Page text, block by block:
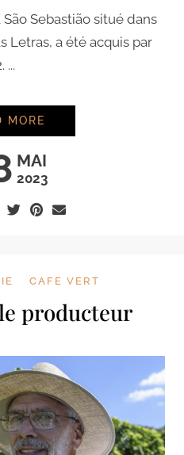
Sebastião situé dans
Letras, a été acquis par
...
MAI
2023
MORE
CAFE VERT
producteur